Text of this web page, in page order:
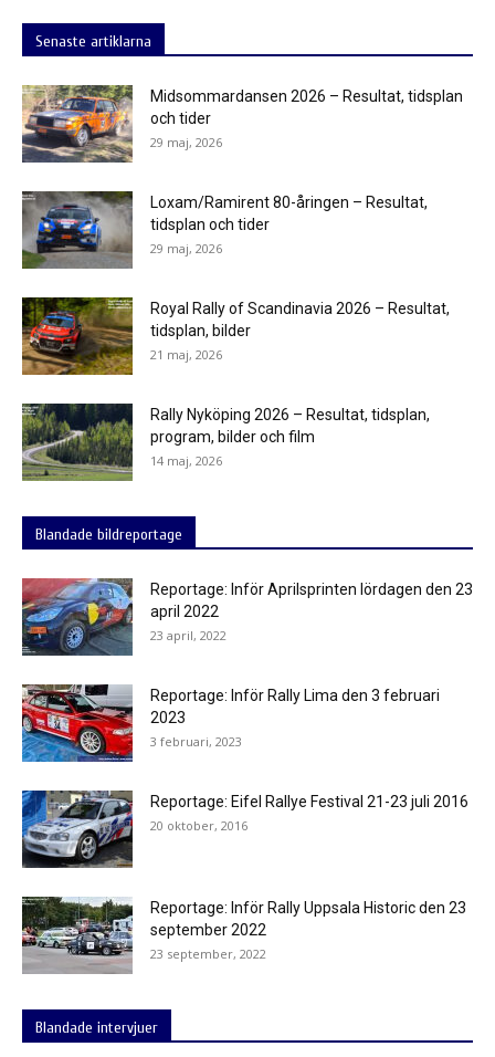
Senaste artiklarna
Midsommardansen 2026 – Resultat, tidsplan
och tider
29 maj, 2026
Loxam/Ramirent 80-åringen – Resultat,
tidsplan och tider
29 maj, 2026
Royal Rally of Scandinavia 2026 – Resultat,
tidsplan, bilder
21 maj, 2026
Rally Nyköping 2026 – Resultat, tidsplan,
program, bilder och film
14 maj, 2026
Blandade bildreportage
Reportage: Inför Aprilsprinten lördagen den 23
april 2022
23 april, 2022
Reportage: Inför Rally Lima den 3 februari
2023
3 februari, 2023
Reportage: Eifel Rallye Festival 21-23 juli 2016
20 oktober, 2016
Reportage: Inför Rally Uppsala Historic den 23
september 2022
23 september, 2022
Blandade intervjuer